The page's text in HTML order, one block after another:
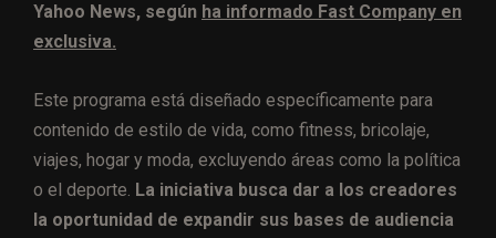
Yahoo News, según ha informado Fast Company en
exclusiva.
Este programa está diseñado específicamente para
contenido de estilo de vida, como fitness, bricolaje,
viajes, hogar y moda, excluyendo áreas como la política
o el deporte. La iniciativa busca dar a los creadores
la oportunidad de expandir sus bases de audiencia